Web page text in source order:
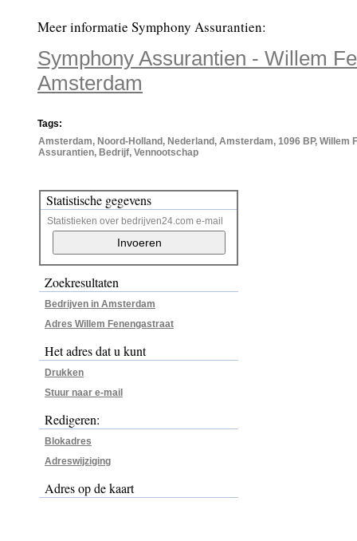
Meer informatie Symphony Assurantien:
Symphony Assurantien - Willem
Amsterdam
Tags:
Amsterdam, Noord-Holland, Nederland, Amsterdam, 1096 BP, Willem
Assurantien, Bedrijf, Vennootschap
Statistische gegevens
Statistieken over bedrijven24.com e-mail
Zoekresultaten
Bedrijven in Amsterdam
Adres Willem Fenengastraat
Het adres dat u kunt
Drukken
Stuur naar e-mail
Redigeren:
Blokadres
Adreswijziging
Adres op de kaart